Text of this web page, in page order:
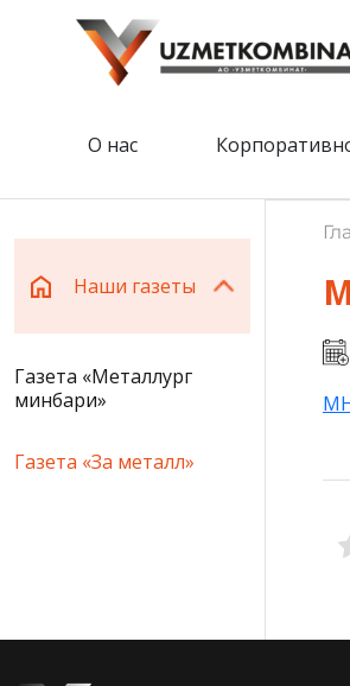
О нас
Наши газеты
Газета «Металлург
минбари»
Газета «За металл»